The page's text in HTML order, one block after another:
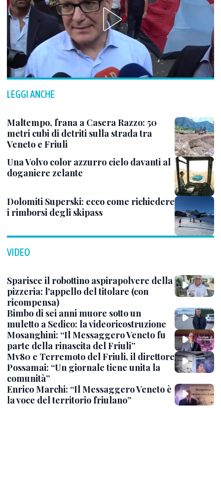
LEGGI ANCHE
Maltempo, frana a Casera Razzo: 50
metri cubi di detriti sulla strada tra
Veneto e Friuli
Una Volvo color azzurro cielo davanti al
doganiere zelante
Dolomiti Superski: ecco come richiedere
i rimborsi degli skipass
VIDEO
Sparisce il robottino aspirapolvere della
pizzeria: l'appello del titolare (con
ricompensa)
Bimbo di sei anni muore sotto un
muletto a Sedico: la videoricostruzione
Mosanghini: “Il Messaggero Veneto fu
parte della rinascita del Friuli”
Mv80 e Terremoto del Friuli, il direttore
Possamai: “Un giornale tiene unita la
comunità”
Enrico Marchi: “Il Messaggero Veneto è
la voce del territorio friulano”